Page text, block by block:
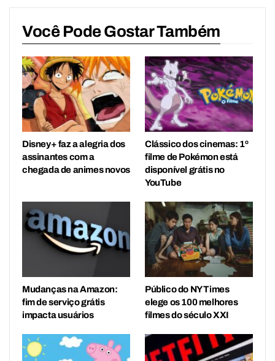
Você Pode Gostar Também
Disney+ faz a alegria dos
assinantes com a
chegada de animes novos
Clássico dos cinemas: 1º
filme de Pokémon está
disponível grátis no
YouTube
Mudanças na Amazon:
fim de serviço grátis
impacta usuários
Público do NY Times
elege os 100 melhores
filmes do século XXI